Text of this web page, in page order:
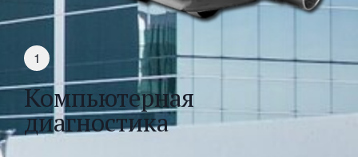
Компьютерная
диагностика